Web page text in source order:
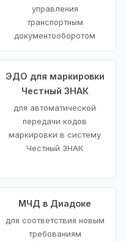
управления
транспортным
документооборотом
ЭДО для маркировки
Честный ЗНАК
для автоматической
передачи кодов
маркировки в систему
Честный ЗНАК
МЧД в Диадоке
для соответствия новым
требованиям